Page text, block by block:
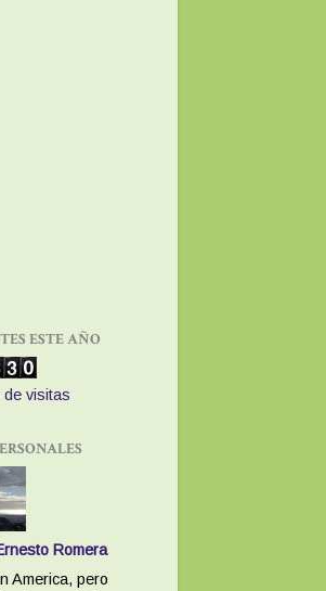
ESTE AÑO
de visitas
Romera
America, pero